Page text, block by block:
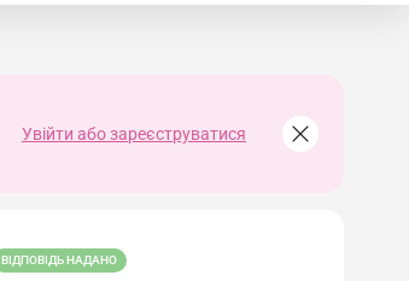
Увійти або зареєструватися
ВІДПОВІДЬ НАДАНО